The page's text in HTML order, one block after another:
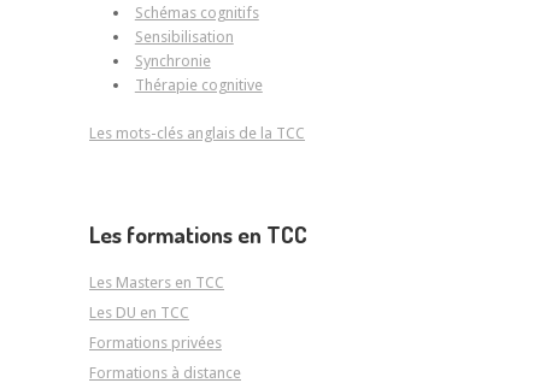
Schémas cognitifs
Sensibilisation
Synchronie
Thérapie cognitive
Les mots-clés anglais de la TCC
Les formations en TCC
Les Masters en TCC
Les DU en TCC
Formations privées
Formations à distance